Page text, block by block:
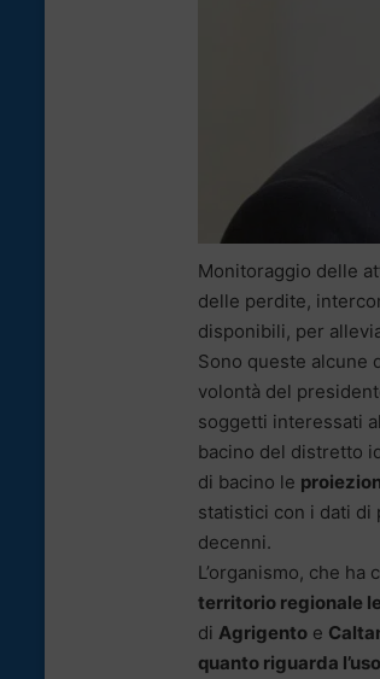
Monitoraggio delle
delle perdite,
disponibili, per
Sono queste alcune
volontà del
soggetti interessati
bacino del distretto
di bacino le
statistici con i dati di
decenni.
L’organismo, che ha
territorio regionale
di Agrigento e
quanto riguarda